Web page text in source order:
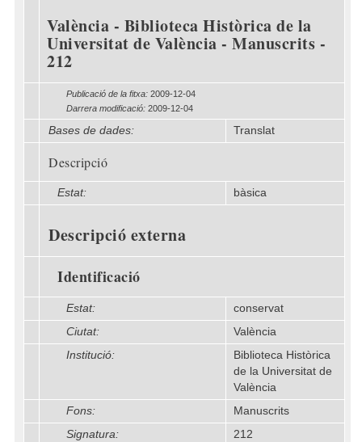
València - Biblioteca Històrica de la
Universitat de València - Manuscrits -
212
Publicació de la fitxa: 2009-12-04
Darrera modificació: 2009-12-04
Bases de dades: Translat
Descripció
Estat: bàsica
Descripció externa
Identificació
Estat:
conservat
Ciutat:
València
Institució:
Biblioteca Històrica
de la Universitat de
València
Fons:
Manuscrits
Signatura:
212